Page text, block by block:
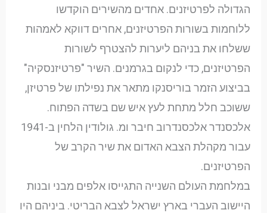
הגדולה לפרטיזנים. אחדים מהשירים הוקדשו
ללוחמות בשורות הפרטיזנים, אחרים דווקא לאמהות
ששלחו את בניהם ליערות להצטרף לשורות
הפרטיזנים, כדי לנקום בגרמנים. השיר "פרטיזנסקיה"
בביצוע הזמר בוריסנקו מתאר את נפילתו של פרטיזן,
ששוכב חלל מתחת לעץ איש שם בשדה הפתוח.
אלכסנדר אלכסנדרוב חיבר ומ. גולודין הלחין ב-1941
עבור מקהלת הצבא האדום את שיר הקרב של
הפרטיזנים.
במלחמת העולם השנייה התגייסו אלפים מבני ובנות
היישוב העברי בארץ ישראל לצבא הבריטי. ביניהם היו